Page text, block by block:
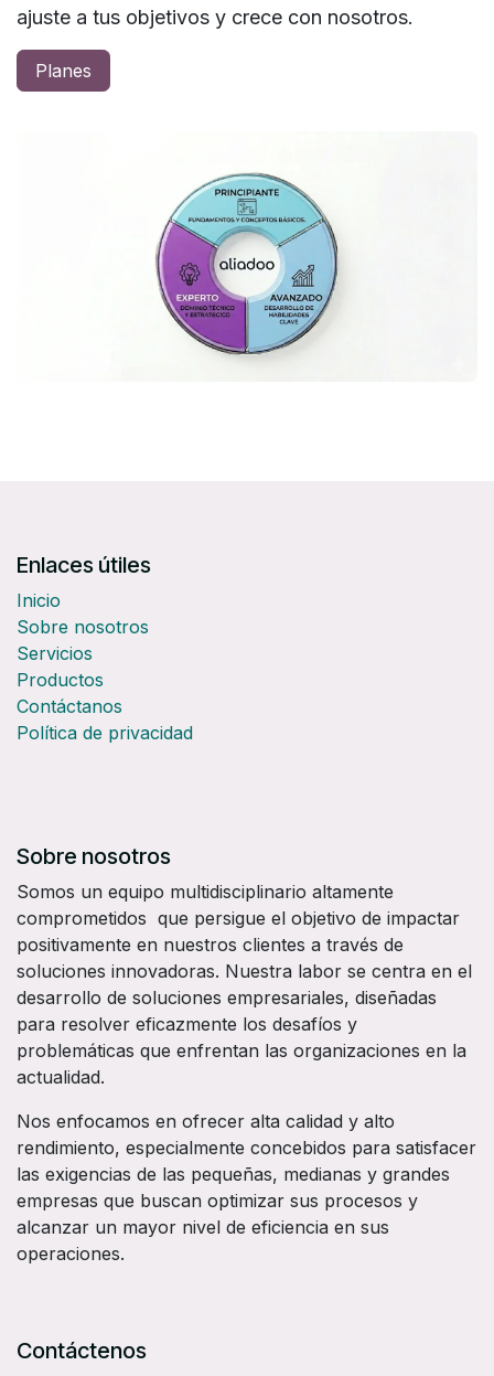
ajuste a tus objetivos y crece con nosotros.
Planes
Enlaces útiles
Inicio
Sobre nosotros
Servicios
Productos
Contáctanos
Política de privacidad
Sobre nosotros
Somos un equipo multidisciplinario altamente
comprometidos que persigue el objetivo de impactar
positivamente en nuestros clientes a través de
soluciones innovadoras. Nuestra labor se centra en el
desarrollo de soluciones empresariales, diseñadas
para resolver eficazmente los desafíos y
problemáticas que enfrentan las organizaciones en la
actualidad.
Nos enfocamos en ofrecer alta calidad y alto
rendimiento, especialmente concebidos para satisfacer
las exigencias de las pequeñas, medianas y grandes
empresas que buscan optimizar sus procesos y
alcanzar un mayor nivel de eficiencia en sus
operaciones.
Contáctenos